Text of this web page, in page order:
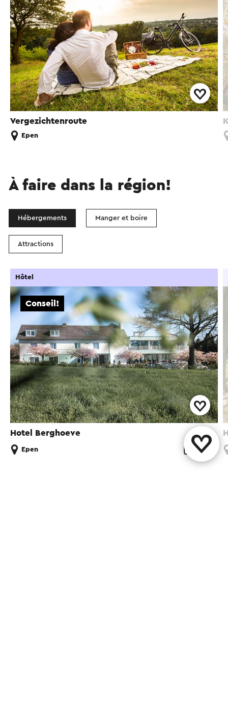
Vergezichtenroute
Epen
À faire dans la région!
Hébergements Manger et boire
Attractions
Hotel Berghoeve
Conseil!
Hôtel
Epen